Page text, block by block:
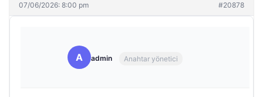
07/06/2026: 8:00 pm #20878
A admin Anahtar yönetici